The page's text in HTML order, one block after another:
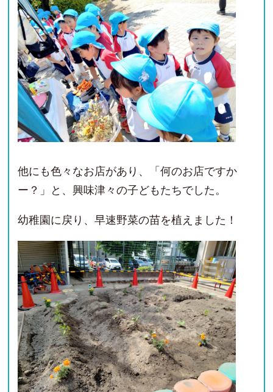
他にも色々なお店があり、「何のお店ですか
ー？」と、興味津々の子どもたちでした。
幼稚園に戻り、早速野菜の苗を植えました！